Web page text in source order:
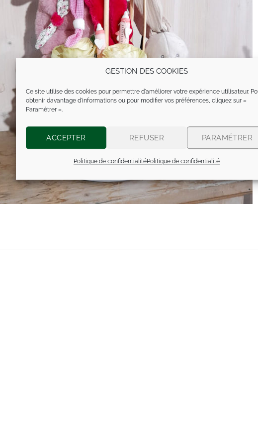
GESTION DES COOKIES
Ce site utilise des cookies pour permettre d'améliorer votre expérience utilisateur.
obtenir davantage d'informations ou pour modifier vos préférences, cliquez sur «
Paramétrer ».
ACCEPTER REFUSER PARAMÉTRER
Politique de confidentialitéPolitique de confidentialité